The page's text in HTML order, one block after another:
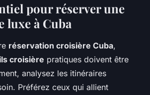
pour réserver une
luxe à Cuba
réservation croisière Cuba,
croisière pratiques doivent être
analysez les itinéraires
Préférez ceux qui allient